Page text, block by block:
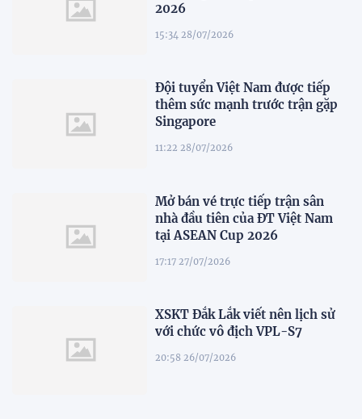
2026
15:34 28/07/2026
Đội tuyển Việt Nam được tiếp
thêm sức mạnh trước trận gặp
Singapore
11:22 28/07/2026
Mở bán vé trực tiếp trận sân
nhà đầu tiên của ĐT Việt Nam
tại ASEAN Cup 2026
17:17 27/07/2026
XSKT Đắk Lắk viết nên lịch sử
với chức vô địch VPL-S7
20:58 26/07/2026